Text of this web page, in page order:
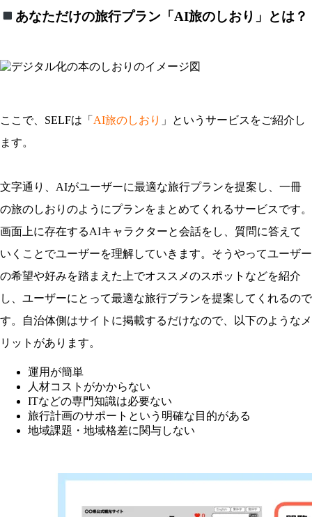
あなただけの旅行プラン「AI旅のしおり」とは？
ここで、SELFは「 AI旅のしおり 」というサービスをご紹介し
ます。
文字通り、AIがユーザーに最適な旅行プランを提案し、一冊
の旅のしおりのようにプランをまとめてくれるサービスです。
画面上に存在するAIキャラクターと会話をし、質問に答えて
いくことでユーザーを理解していきます。そうやってユーザー
の希望や好みを踏まえた上でオススメのスポットなどを紹介
し、ユーザーにとって最適な旅行プランを提案してくれるので
す。自治体側はサイトに掲載するだけなので、以下のようなメ
リットがあります。
運用が簡単
人材コストがかからない
ITなどの専門知識は必要ない
旅行計画のサポートという明確な目的がある
地域課題・地域格差に関与しない